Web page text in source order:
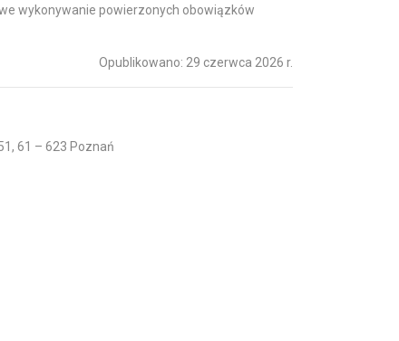
wykonywanie powierzonych obowiązków
Opublikowano: 29 czerwca 2026 r.
61 – 623 Poznań